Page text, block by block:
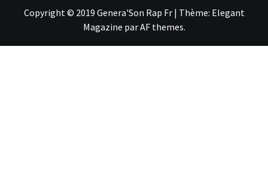
Copyright © 2019 Genera'Son Rap Fr | Thème: Elegant
Magazine parAF themes.